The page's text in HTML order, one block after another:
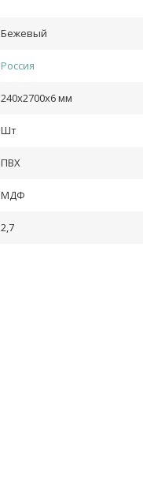
Бежевый
Россия
240х2700х6 мм
Шт
ПВХ
МДФ
2,7